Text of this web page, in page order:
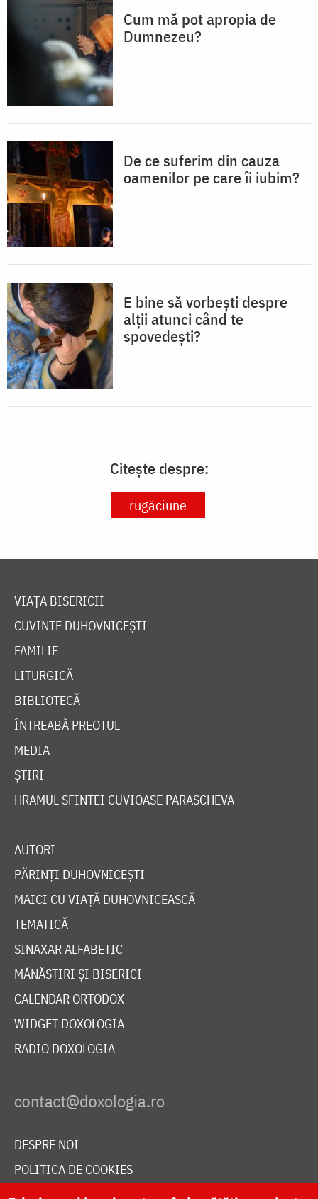
Cum mă pot apropia de
Dumnezeu?
De ce suferim din cauza
oamenilor pe care îi iubim?
E bine să vorbești despre
alții atunci când te
spovedești?
Citește despre:
rugăciune
VIAȚA BISERICII
CUVINTE DUHOVNICEȘTI
FAMILIE
LITURGICĂ
BIBLIOTECĂ
ÎNTREABĂ PREOTUL
MEDIA
ȘTIRI
HRAMUL SFINTEI CUVIOASE PARASCHEVA
AUTORI
PĂRINȚI DUHOVNICEȘTI
MAICI CU VIAȚĂ DUHOVNICEASCĂ
TEMATICĂ
SINAXAR ALFABETIC
MĂNĂSTIRI ȘI BISERICI
CALENDAR ORTODOX
WIDGET DOXOLOGIA
RADIO DOXOLOGIA
DESPRE NOI
POLITICA DE COOKIES
DONEAZĂ ONLINE PENTRU CATEDRALA NAȚIONALĂ